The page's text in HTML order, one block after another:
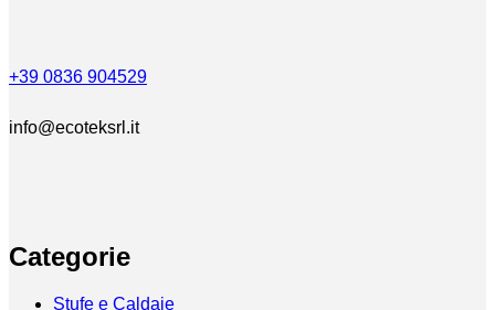
+39 0836 904529
info@ecoteksrl.it
Categorie
Stufe e Caldaie